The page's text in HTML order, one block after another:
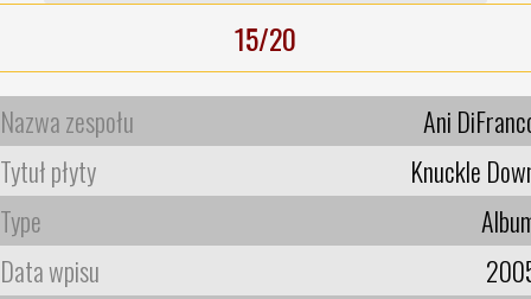
15/20
Nazwa zespołu
Ani
Tytuł płyty
Knuckle
Type
Data wpisu